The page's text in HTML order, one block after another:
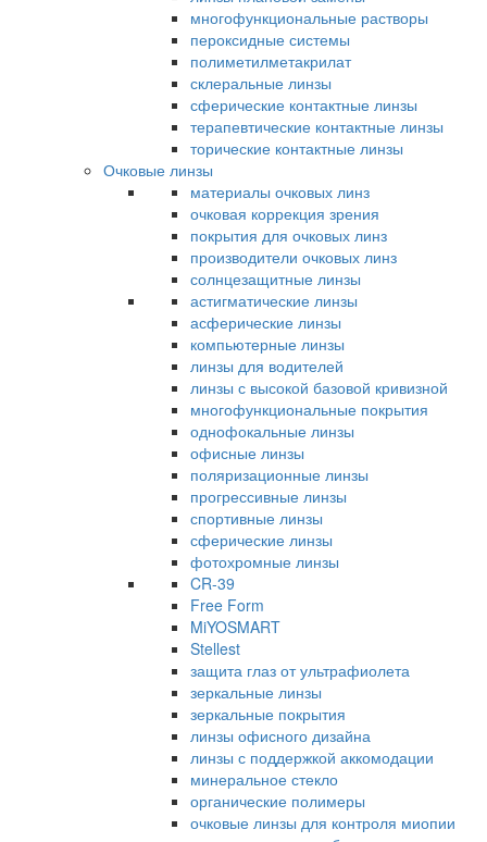
многофункциональные растворы
пероксидные системы
полиметилметакрилат
склеральные линзы
сферические контактные линзы
терапевтические контактные линзы
торические контактные линзы
Очковые линзы
материалы очковых линз
очковая коррекция зрения
покрытия для очковых линз
производители очковых линз
солнцезащитные линзы
астигматические линзы
асферические линзы
компьютерные линзы
линзы для водителей
линзы с высокой базовой кривизной
многофункциональные покрытия
однофокальные линзы
офисные линзы
поляризационные линзы
прогрессивные линзы
спортивные линзы
сферические линзы
фотохромные линзы
CR-39
Free Form
MiYOSMART
Stellest
защита глаз от ультрафиолета
зеркальные линзы
зеркальные покрытия
линзы офисного дизайна
линзы с поддержкой аккомодации
минеральное стекло
органические полимеры
очковые линзы для контроля миопии